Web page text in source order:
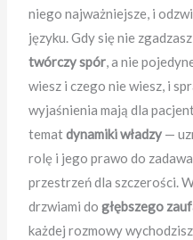
niego najważniejsze, i
języku. Gdy się nie
twórczy spór, a nie
wiesz i czego nie wiesz, i
wyjaśnienia mają dla
tematdynamiki władzy —
rolę i jego prawo do
przestrzeń dla szczerości.
drzwiami dogłębszego
każdej rozmowy